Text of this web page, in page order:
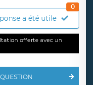
a été utile
0
offerte avec un